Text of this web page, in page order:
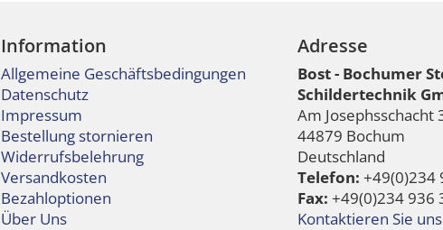
Information
Allgemeine Geschäftsbedingungen
Datenschutz
Impressum
Bestellung stornieren
Widerrufsbelehrung
Versandkosten
Bezahloptionen
Über Uns
Adresse
Bost - Bochumer
Schildertechnik
Am Josephsschacht
44879 Bochum
Deutschland
Telefon: +49(0)234
Fax: +49(0)234 936
Kontaktieren Sie uns